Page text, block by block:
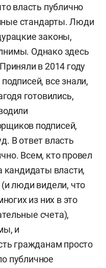
власть публично
стандарты. Люди
законы,
Однако здесь
в 2014 году
все знали,
готовились,
подписей,
В ответ власть
Всем, кто провел
кандидаты власти,
люди видели, что
из них в это
счета),
и
гражданам просто
публичное